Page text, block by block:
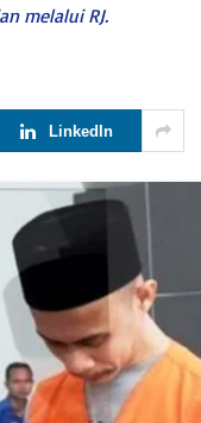
melalui RJ.
LinkedIn